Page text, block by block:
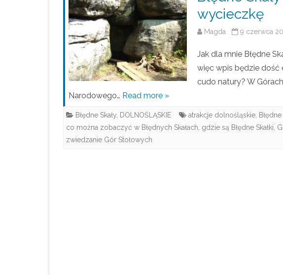
wycieczkę
Magda 9 czerwca
Jak dla mnie Błędne
więc wpis będzie dość
cudo natury? W
Narodowego… Read more »
Błędne Skały DOLNOŚLĄSKIE atrakcje dolnośląskie Błędne
co można zobaczyć w Błędnych Skałach gdzie są Błędne Skałki
zwiedzanie Gór Stołowych